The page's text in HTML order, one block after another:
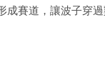
賽道，讓波子穿過